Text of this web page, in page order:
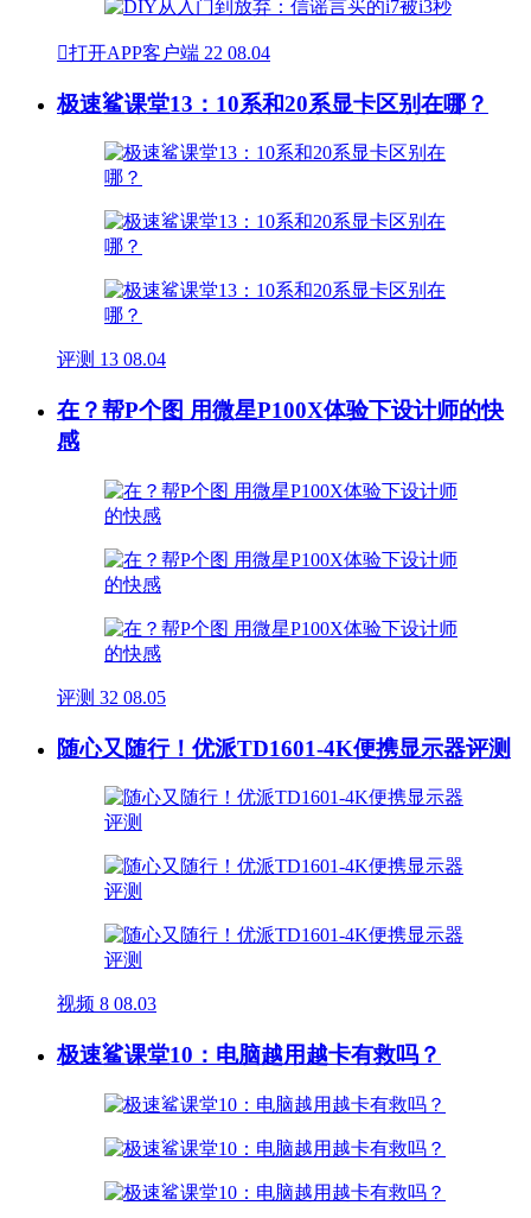
打开APP客户端 22 08.04
极速鲨课堂13：10系和20系显卡区别在哪？
评测 13 08.04
在？帮P个图 用微星P100X体验下设计师的快
感
评测 32 08.05
随心又随行！优派TD1601-4K便携显示器评测
视频 8 08.03
极速鲨课堂10：电脑越用越卡有救吗？